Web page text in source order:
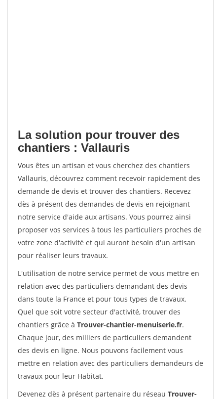
La solution pour trouver des
chantiers : Vallauris
Vous êtes un artisan et vous cherchez des chantiers
Vallauris, découvrez comment recevoir rapidement des
demande de devis et trouver des chantiers. Recevez
dès à présent des demandes de devis en rejoignant
notre service d'aide aux artisans. Vous pourrez ainsi
proposer vos services à tous les particuliers proches de
votre zone d'activité et qui auront besoin d'un artisan
pour réaliser leurs travaux.
L'utilisation de notre service permet de vous mettre en
relation avec des particuliers demandant des devis
dans toute la France et pour tous types de travaux.
Quel que soit votre secteur d'activité, trouver des
chantiers grâce à Trouver-chantier-menuiserie.fr.
Chaque jour, des milliers de particuliers demandent
des devis en ligne. Nous pouvons facilement vous
mettre en relation avec des particuliers demandeurs de
travaux pour leur Habitat.
Devenez dès à présent partenaire du réseau Trouver-